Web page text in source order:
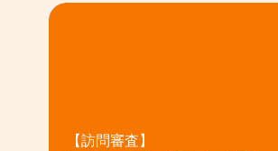
【訪問審査】